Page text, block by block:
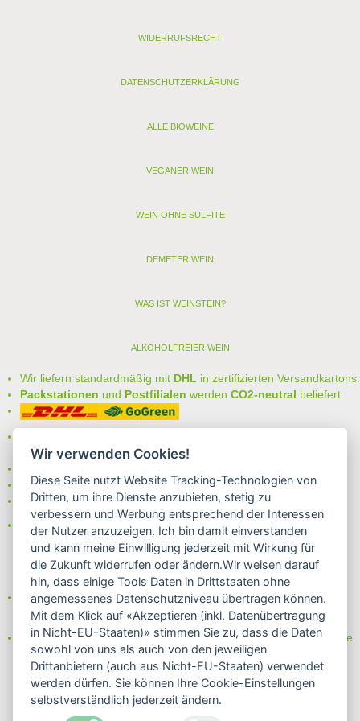
Schwefel gesamt (mg/l): 123
WIDERRUFSRECHT
DATENSCHUTZERKLÄRUNG
ALLE BIOWEINE
VEGANER WEIN
WEIN OHNE SULFITE
DEMETER WEIN
WAS IST WEINSTEIN?
ALKOHOLFREIER WEIN
Wir liefern standardmäßig mit DHL in zertifizierten Versandkartons.
Packstationen und Postfilialen werden CO2-neutral beliefert.
auswählen:
- Rechnung
- Lastschrift/Bankeinzug
Das Internetsiegel "GEPRÜFTER SHOP – Sicher einkaufen":
Partner von:
Wine in Moderation - bewußt genießen
Erfahren Sie mehr über Biowein in unserem Blog oder Folgen Sie
uns!
Blog
Facebook
Instagram
Wir verwenden Cookies!
Diese Seite nutzt Website Tracking-Technologien von
Dritten, um ihre Dienste anzubieten, stetig zu
verbessern und Werbung entsprechend der Interessen
der Nutzer anzuzeigen. Ich bin damit einverstanden
und kann meine Einwilligung jederzeit mit Wirkung für
die Zukunft widerrufen oder ändern.Wir weisen darauf
hin, dass einige Tools Daten in Drittstaaten ohne
angemessenes Datenschutzniveau übertragen können.
Mit dem Klick auf «Akzeptieren (inkl. Datenübertragung
in Nicht-EU-Staaten)» stimmen Sie zu, dass die Daten
sowohl von uns als auch von den jeweiligen
Drittanbietern (auch aus Nicht-EU-Staaten) verwendet
werden dürfen. Sie können Ihre Cookie-Einstellungen
selbstverständlich jederzeit ändern.